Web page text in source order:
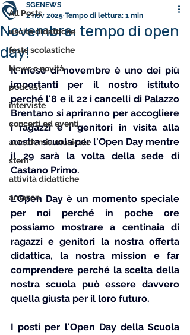
All Posts
uscite didattiche
feste scolastiche
News e novità
podcast
interviste
concerti ed eventi
accademia musicale
stem
attività didattiche
amazon
Novembre: tempo di open
day!
SGENEWS
2 nov 2025 Tempo di lettura: 1 min
Il mese di novembre è uno dei più
importanti per il nostro istituto
perché l'8 e il 22 i cancelli di Palazzo
Brentano si apriranno per accogliere
i ragazzi e i genitori in visita alla
nostra scuola per l'Open Day mentre
il 29 sarà la volta della sede di
Castano Primo.
L'Open Day è un momento speciale
per noi perché in poche ore
possiamo mostrare a centinaia di
ragazzi e genitori la nostra offerta
didattica, la nostra mission e far
comprendere perché la scelta della
nostra scuola può essere davvero
quella giusta per il loro futuro.
I posti per l'Open Day della Scuola